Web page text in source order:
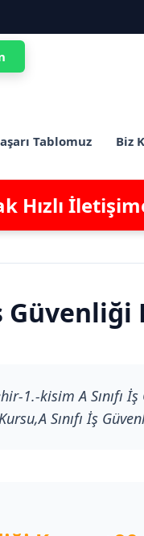
Tablomuz Biz
Hızlı
Güvenliği
1.-kisim A Sınıfı
Sınıfı İş